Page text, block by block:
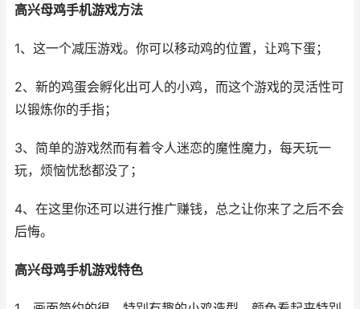
高兴母鸡手机游戏方法
1、这一个减压游戏。你可以移动鸡的位置，让鸡下蛋；
2、新的鸡蛋会孵化出可人的小鸡，而这个游戏的灵活性可
以锻炼你的手指；
3、简单的游戏然而有着令人迷恋的魔性魔力，每天玩一
玩，烦恼忧愁都没了；
4、在这里你还可以进行推广赚钱，总之让你来了之后不会
后悔。
高兴母鸡手机游戏特色